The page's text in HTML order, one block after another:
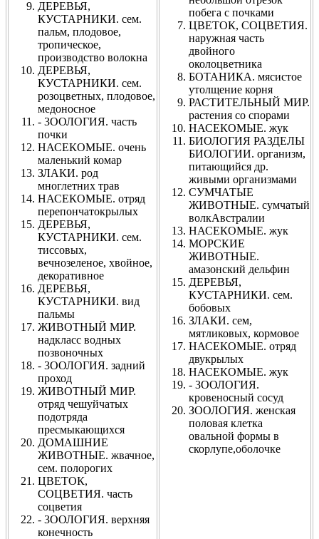
ДЕРЕВЬЯ,
КУСТАРНИКИ. сем.
пальм, плодовое,
тропическое,
производство волокна
ДЕРЕВЬЯ,
КУСТАРНИКИ. сем.
розоцветных, плодовое,
медоносное
- 3ООЛОГИЯ. часть
почки
НАСЕКОМЫЕ. очень
маленький комар
ЗЛАКИ. род
многлетних трав
НАСЕКОМЫЕ. отряд
перепончатокрылых
ДЕРЕВЬЯ,
КУСТАРНИКИ. сем.
тиссовых,
вечнозеленое, хвойное,
декоративное
ДЕРЕВЬЯ,
КУСТАРНИКИ. вид
пальмы
ЖИВОТНЫЙ МИР.
надкласс водных
позвоночных
- 3ООЛОГИЯ. задний
проход
ЖИВОТНЫЙ МИР.
отряд чешуйчатых
подотряда
пресмыкающихся
ДОМАШНИЕ
ЖИВОТНЫЕ. жвачное,
сем. полорогих
ЦВЕТОК,
СОЦВЕТИЯ. часть
соцветия
- 3ООЛОГИЯ. верхняя
конечность
побега с почками
ЦВЕТОК, СОЦВЕТИЯ.
наружная часть
двойного
околоцветника
БОТАНИКА. мясистое
утолщение корня
РАСТИТЕЛЬНЫЙ МИР.
растения со спорами
НАСЕКОМЫЕ. жук
БИОЛОГИЯ РАЗДЕЛЫ
БИОЛОГИИ. организм,
питающийся др.
живыми организмами
СУМЧАТЫЕ
ЖИВОТНЫЕ. сумчатый
волкАвстралии
НАСЕКОМЫЕ. жук
МОРСКИЕ
ЖИВОТНЫЕ.
амазонский дельфин
ДЕРЕВЬЯ,
КУСТАРНИКИ. сем.
бобовых
ЗЛАКИ. сем,
мятликовых, кормовое
НАСЕКОМЫЕ. отряд
двукрылых
НАСЕКОМЫЕ. жук
- 3ООЛОГИЯ.
кровеносный сосуд
ЗООЛОГИЯ. женская
половая клетка
овальной формы в
скорлупе,оболочке